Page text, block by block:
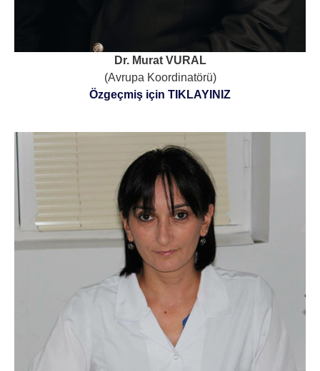
Dr. Murat VURAL
(Avrupa Koordinatörü)
Özgeçmiş için TIKLAYINIZ